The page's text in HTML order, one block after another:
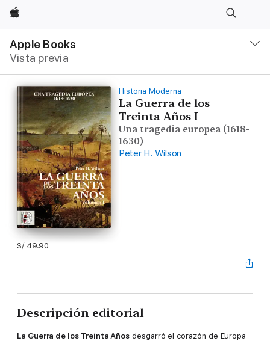
Apple
Apple Books
Vista previa
local
Abrir
Historia Moderna
La Guerra de los
Treinta Años I
Una tragedia europea (1618-
1630)
Peter H. Wilson
S/ 49.90
Descripción editorial
La Guerra de los Treinta Años desgarró el corazón de Europa